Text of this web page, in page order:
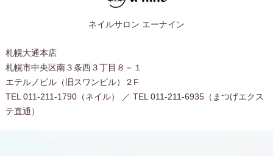
ネイルサロン エーナイン
札幌大通本店
札幌市中央区南３条西３丁目８－１
エテルノビル（旧スワンビル）２F
TEL 011-211-1790（ネイル） ／ TEL 011-211-6935（まつげエクス
テ直通）